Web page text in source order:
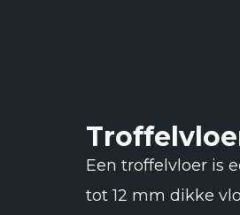
Een troffelvloer is
tot 12 mm dikke